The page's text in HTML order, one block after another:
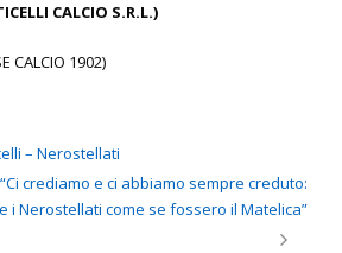
CALCIO S.R.L.)
CALCIO 1902)
– Nerostellati
crediamo e ci abbiamo sempre creduto:
i Nerostellati come se fossero il Matelica”